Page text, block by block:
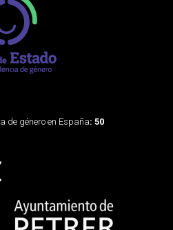
de género en España: 50